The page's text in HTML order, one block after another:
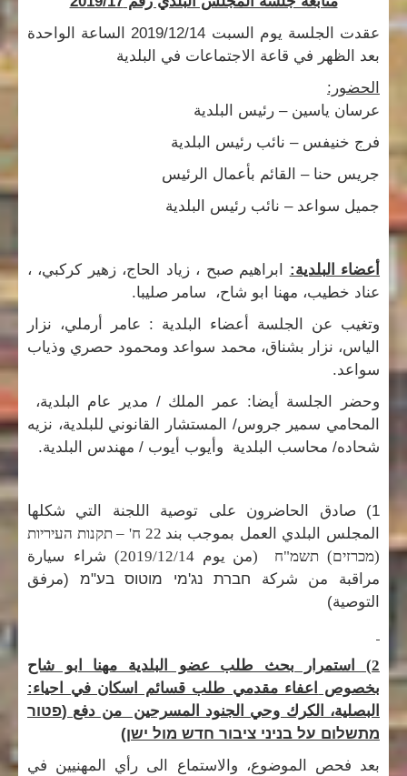
عقدت الجلسة يوم السبت 2019/12/14 الساعة الواحدة
بعد الظهر في قاعة الاجتماعات في البلدية
الحضور:
عرسان ياسين – رئيس البلدية
فرج خنيفس – نائب رئيس البلدية
جريس حنا – القائم بأعمال الرئيس
جميل سواعد – نائب رئيس البلدية
أعضاء البلدية:
ابراهيم صبح ، زياد الحاج، زهير كركبي، ،
عناد خطيب، مهنا ابو شاح، سامر صليبا.
وتغيب عن الجلسة أعضاء البلدية : عامر أرملي، نزار
الياس، نزار بشناق، محمد سواعد ومحمود حصري وذياب
سواعد.
وحضر الجلسة أيضا: عمر الملك / مدير عام البلدية،
المحامي سمير جروس/ المستشار القانوني للبلدية، نزيه
شحاده/ محاسب البلدية وأيوب أيوب / مهندس البلدية.
1) صادق الحاضرون على توصية اللجنة التي شكلها
المجلس البلدي العمل بموجب بند 22
ח' – תקנות העיריות
(מכרזים) תשמ"ח (من يوم 2019/12/14)
شراء سيارة
مراقبة من شركة חברת נג'מי מוטוס בע"מ (مرفق
التوصية)
2) استمرار بحث طلب عضو البلدية مهنا ابو شاح
بخصوص
اعفاء مقدمي طلب قسائم اسكان في احياء:
البصلية، الكرك وحي الجنود المسرحين من دفع (פטור
מתשלום על בניני ציבור חדש מול ישן)
بعد فحص الموضوع، والاستماع الى رأي المهنيين في